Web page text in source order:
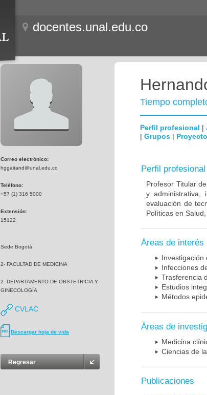
docentes.unal.edu.co
Correo electrónico:
hggaitand@unal.edu.co
Teléfono:
+57 (1) 316 5000
Extensión:
15122
Sede Bogotá
2- FACULTAD DE MEDICINA
2- DEPARTAMENTO DE OBSTETRICIA Y
GINECOLOGÍA
CVLAC
Descargar hoja de vida
Regresar
Tiempo
Perfil profesional |
| Grupos |
Perfil profesional
Profesor Titular
y administrativa,
evaluación de
Políticas en
Áreas de interés
Investigación
Infecciones
Trasferencia
Estudios
Métodos
Áreas de
Medicina
Ciencias de
Publicaciones